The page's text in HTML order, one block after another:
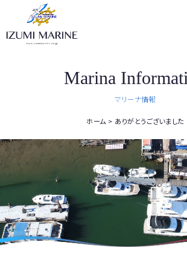
Marina
マリーナ情報
ホーム ありがとうございました